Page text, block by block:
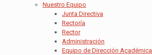
Nuestro Equipo
Junta Directiva
Rectoría
Rector
Administración
Equipo de Dirección Académica